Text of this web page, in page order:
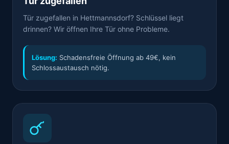
Tür zugefallen in Hettmannsdorf? Schlüssel liegt
drinnen? Wir öffnen Ihre Tür ohne Probleme.
Lösung: Schadensfreie Öffnung ab 49€, kein
Schlossaustausch nötig.